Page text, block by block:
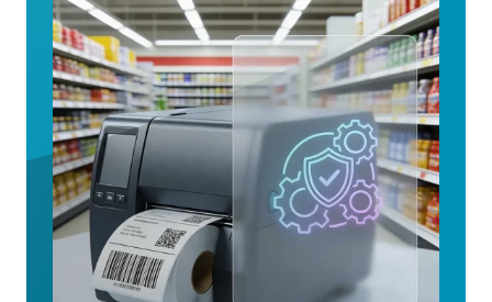
Melhore
a
precisão
das
etiquetas